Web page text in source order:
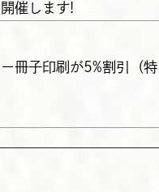
催します!
冊子印刷が5%割引（特